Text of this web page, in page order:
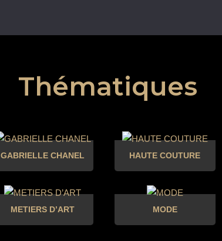
Thématiques
GABRIELLE CHANEL HAUTE COUTURE
METIERS D’ART MODE